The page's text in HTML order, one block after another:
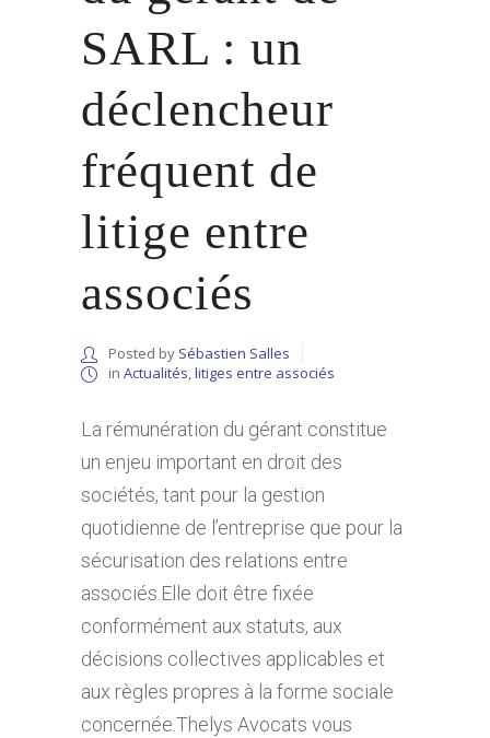
SARL : un
déclencheur
fréquent de
litige entre
associés
Posted by Sébastien Salles
in Actualités,litiges entre associés
La rémunération du gérant constitue
un enjeu important en droit des
sociétés, tant pour la gestion
quotidienne de l’entreprise que pour la
sécurisation des relations entre
associés.Elle doit être fixée
conformément aux statuts, aux
décisions collectives applicables et
aux règles propres à la forme sociale
concernée.Thelys Avocats vous